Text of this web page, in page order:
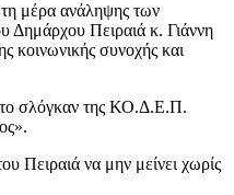
μέρα ανάληψης των
Δημάρχου Πειραιά κ. Γιάννη
κοινωνικής συνοχής και
σλόγκαν της ΚΟ.Δ.Ε.Π.
Πειραιά να μην μείνει χωρίς